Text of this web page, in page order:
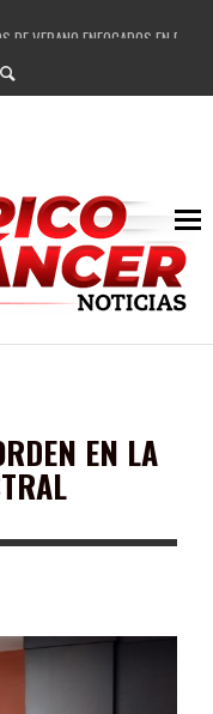
VERANO ENFOCADOS EN
DE GUADALUPE APOYO A
EN LA ZACATECANA
GENERAN MÁS DE 3 MIL EMPLEOS
DIRECTO A GUADALUPE:
VICTORIA HERNÁNDEZ
A 500 NUEVAS EMPRESARIAS
DEL PROGRAMA
EN LA